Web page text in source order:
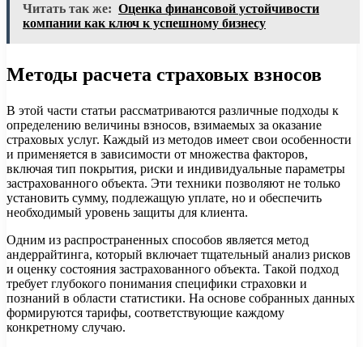
Читать так же: Оценка финансовой устойчивости
компании как ключ к успешному бизнесу
Методы расчета страховых взносов
В этой части статьи рассматриваются различные подходы к
определению величины взносов, взимаемых за оказание
страховых услуг. Каждый из методов имеет свои особенности
и применяется в зависимости от множества факторов,
включая тип покрытия, риски и индивидуальные параметры
застрахованного объекта. Эти техники позволяют не только
установить сумму, подлежащую уплате, но и обеспечить
необходимый уровень защиты для клиента.
Одним из распространенных способов является метод
андеррайтинга, который включает тщательный анализ рисков
и оценку состояния застрахованного объекта. Такой подход
требует глубокого понимания специфики страховки и
познаний в области статистики. На основе собранных данных
формируются тарифы, соответствующие каждому
конкретному случаю.